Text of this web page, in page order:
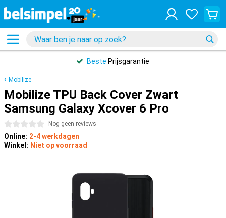
Beste Prijsgarantie
Mobilize
Mobilize TPU Back Cover Zwart
Samsung Galaxy Xcover 6 Pro
0 sterren Nog geen reviews
Online: 2-4 werkdagen
Winkel: Niet op voorraad